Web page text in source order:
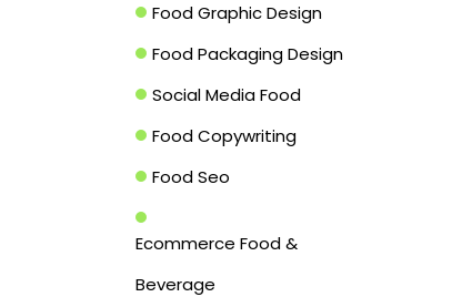
Food Graphic Design
Food Packaging Design
Social Media Food
Food Copywriting
Food Seo
Ecommerce Food &
Beverage